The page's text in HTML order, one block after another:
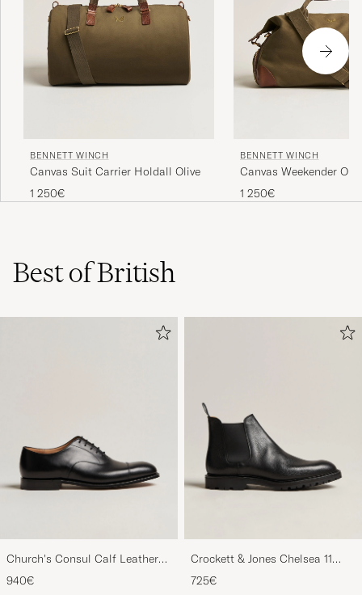
BENNETT WINCH
Canvas Suit Carrier Holdall Olive
1 250€
BENNETT WINCH
Canvas Weekender
1 250€
Best of British
Church's Consul Calf Leather
Oxford Black
940€
Crockett & Jones Chelsea 11
Black Calf Grained
725€